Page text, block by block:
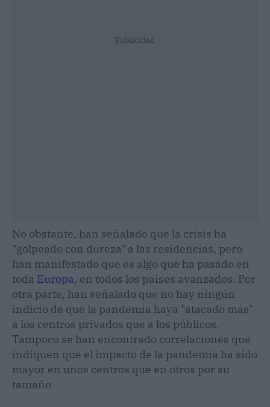
Publicidad
No obstante, han señalado que la crisis ha
"golpeado con dureza" a las residencias, pero
han manifestado que es algo que ha pasado en
toda Europa, en todos los países avanzados. Por
otra parte, han señalado que no hay ningún
indicio de que la pandemia haya "atacado más"
a los centros privados que a los públicos.
Tampoco se han encontrado correlaciones que
indiquen que el impacto de la pandemia ha sido
mayor en unos centros que en otros por su
tamaño